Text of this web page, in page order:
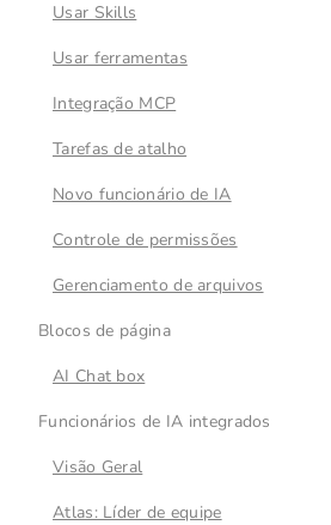
Usar Skills
Usar ferramentas
Integração MCP
Tarefas de atalho
Novo funcionário de IA
Controle de permissões
Gerenciamento de arquivos
Blocos de página
AI Chat box
Funcionários de IA integrados
Visão Geral
Atlas: Líder de equipe